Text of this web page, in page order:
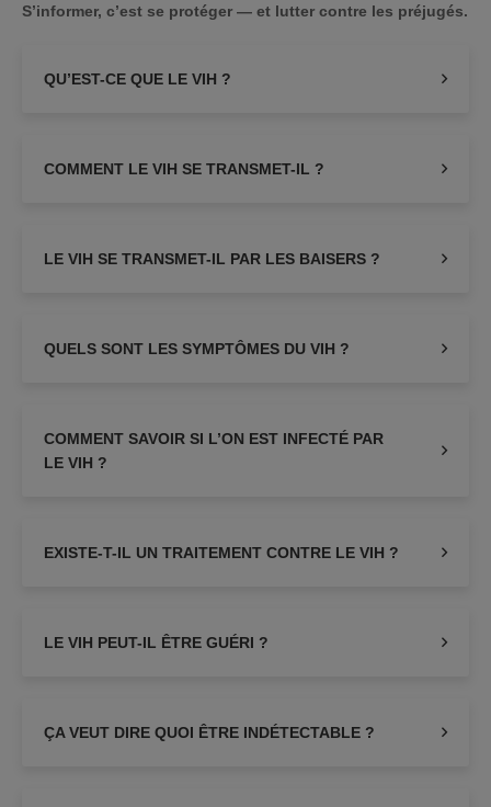
S’informer, c’est se protéger — et lutter contre les préjugés.
QU’EST-CE QUE LE VIH ?
COMMENT LE VIH SE TRANSMET-IL ?
LE VIH SE TRANSMET-IL PAR LES BAISERS ?
QUELS SONT LES SYMPTÔMES DU VIH ?
COMMENT SAVOIR SI L’ON EST INFECTÉ PAR
LE VIH ?
EXISTE-T-IL UN TRAITEMENT CONTRE LE VIH ?
LE VIH PEUT-IL ÊTRE GUÉRI ?
ÇA VEUT DIRE QUOI ÊTRE INDÉTECTABLE ?